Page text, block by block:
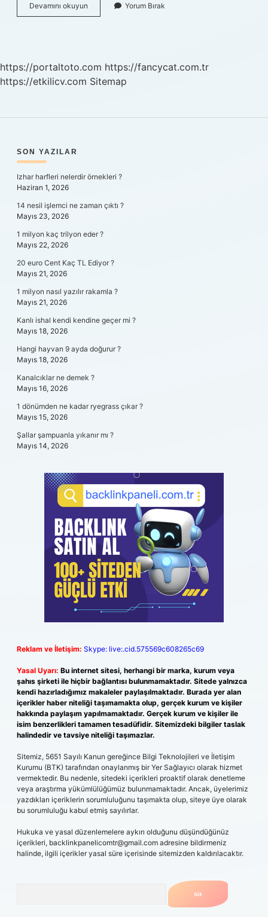
Devamını okuyun Merküryen
Nasıl
Yorum Bırak
https://portaltoto.com https://fancycat.com.tr
https://etkilicv.com Sitemap
SIDEBAR
SON YAZILAR
Izhar harfleri nelerdir örnekleri ?
Haziran 1, 2026
14 nesil işlemci ne zaman çıktı ?
Mayıs 23, 2026
1 milyon kaç trilyon eder ?
Mayıs 22, 2026
20 euro Cent Kaç TL Ediyor ?
Mayıs 21, 2026
1 milyon nasıl yazılır rakamla ?
Mayıs 21, 2026
Kanlı ishal kendi kendine geçer mi ?
Mayıs 18, 2026
Hangi hayvan 9 ayda doğurur ?
Mayıs 18, 2026
Kanalcıklar ne demek ?
Mayıs 16, 2026
1 dönümden ne kadar ryegrass çıkar ?
Mayıs 15, 2026
Şallar şampuanla yıkanır mı ?
Mayıs 14, 2026
Reklam ve İletişim: Skype: live:.cid.575569c608265c69
Yasal Uyarı: Bu internet sitesi, herhangi bir marka, kurum veya
şahıs şirketi ile hiçbir bağlantısı bulunmamaktadır. Sitede yalnızca
kendi hazırladığımız makaleler paylaşılmaktadır. Burada yer alan
içerikler haber niteliği taşımamakta olup, gerçek kurum ve kişiler
hakkında paylaşım yapılmamaktadır. Gerçek kurum ve kişiler ile
isim benzerlikleri tamamen tesadüfidir. Sitemizdeki bilgiler taslak
halindedir ve tavsiye niteliği taşımazlar.
Sitemiz, 5651 Sayılı Kanun gereğince Bilgi Teknolojileri ve İletişim
Kurumu (BTK) tarafından onaylanmış bir Yer Sağlayıcı olarak hizmet
vermektedir. Bu nedenle, sitedeki içerikleri proaktif olarak denetleme
veya araştırma yükümlülüğümüz bulunmamaktadır. Ancak, üyelerimiz
yazdıkları içeriklerin sorumluluğunu taşımakta olup, siteye üye olarak
bu sorumluluğu kabul etmiş sayılırlar.
Hukuka ve yasal düzenlemelere aykırı olduğunu düşündüğünüz
içerikleri, backlinkpanelicomtr@gmail.com adresine bildirmeniz
halinde, ilgili içerikler yasal süre içerisinde sitemizden kaldırılacaktır.